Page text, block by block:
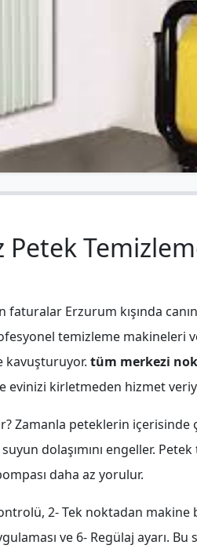
Erzurum kışında
temizleme makineleri
kavuşturuyor. tüm merkezi
evinizi kirletmeden hizmet
Zamanla peteklerin içerisinde
dolaşımını engeller. Petek
daha az yorulur.
2- Tek noktadan makine
ve 6- Regülaj ayarı. Bu